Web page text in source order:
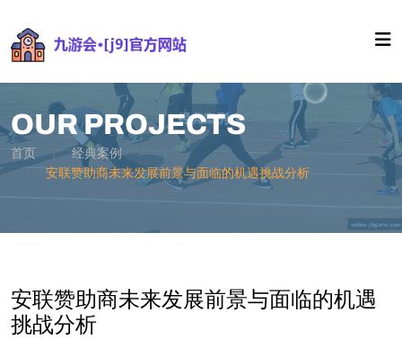
OUR PROJECTS
首页
经典案例
安联赞助商未来发展前景与面临的机遇挑战分析
安联赞助商未来发展前景与面临的机遇
挑战分析